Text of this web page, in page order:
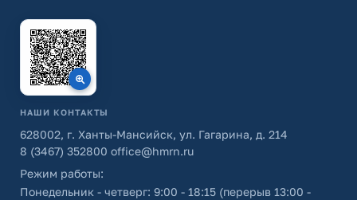
НАШИ КОНТАКТЫ
628002, г. Ханты-Мансийск, ул. Гагарина, д. 214
8 (3467) 352800 office@hmrn.ru
Режим работы:
Понедельник - четверг: 9:00 - 18:15 (перерыв 13:00 -